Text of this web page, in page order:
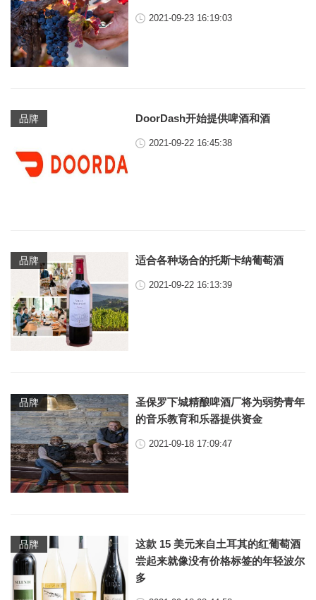
2021-09-23 16:19:03
品牌 DoorDash开始提供啤酒和酒
2021-09-22 16:45:38
品牌 适合各种场合的托斯卡纳葡萄酒
2021-09-22 16:13:39
品牌
圣保罗下城精酿啤酒厂将为弱势青年
的音乐教育和乐器提供资金
2021-09-18 17:09:47
品牌
这款 15 美元来自土耳其的红葡萄酒
尝起来就像没有价格标签的年轻波尔
多